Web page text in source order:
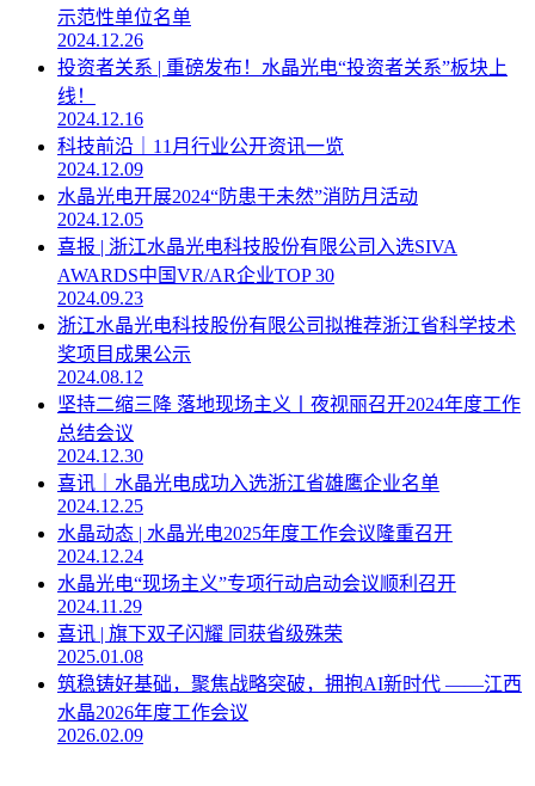
示范性单位名单
2024.12.26
投资者关系 | 重磅发布！水晶光电“投资者关系”板块上
线！
2024.12.16
科技前沿｜11月行业公开资讯一览
2024.12.09
水晶光电开展2024“防患于未然”消防月活动
2024.12.05
喜报 | 浙江水晶光电科技股份有限公司入选SIVA
AWARDS中国VR/AR企业TOP 30
2024.09.23
浙江水晶光电科技股份有限公司拟推荐浙江省科学技术
奖项目成果公示
2024.08.12
坚持二缩三降 落地现场主义丨夜视丽召开2024年度工作
总结会议
2024.12.30
喜讯｜水晶光电成功入选浙江省雄鹰企业名单
2024.12.25
水晶动态 | 水晶光电2025年度工作会议隆重召开
2024.12.24
水晶光电“现场主义”专项行动启动会议顺利召开
2024.11.29
喜讯 | 旗下双子闪耀 同获省级殊荣
2025.01.08
筑稳铸好基础，聚焦战略突破，拥抱AI新时代 ——江西
水晶2026年度工作会议
2026.02.09